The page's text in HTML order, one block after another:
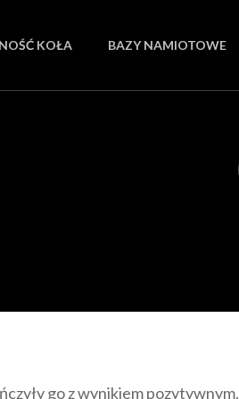
KOŁA BAZY NAMIOTOWE
go z wynikiem pozytywnym.